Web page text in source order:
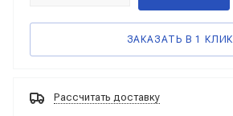
ЗАКАЗАТЬ В 1 КЛИК
Рассчитать доставку